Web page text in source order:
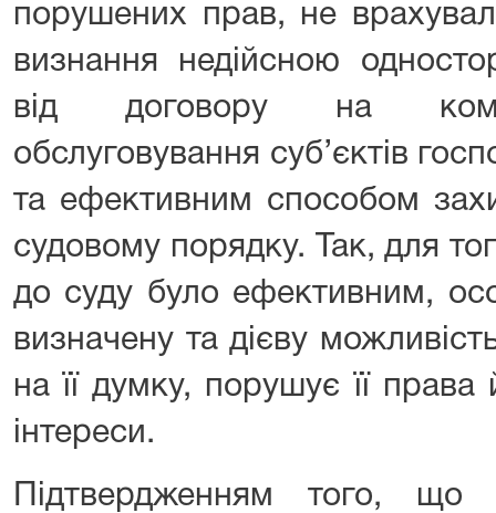
порушених прав, не
визнання недійсною
від договору на
обслуговування суб’єктів
та ефективним способом
судовому порядку. Так, для
до суду було ефективним,
визначену та дієву
на її думку, порушує її
інтереси.
Підтвердженням того,